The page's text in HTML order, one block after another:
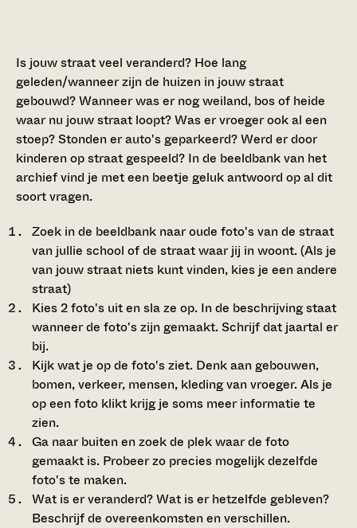
Is jouw straat veel veranderd? Hoe lang
geleden/wanneer zijn de huizen in jouw straat
gebouwd? Wanneer was er nog weiland, bos of heide
waar nu jouw straat loopt? Was er vroeger ook al een
stoep? Stonden er auto's geparkeerd? Werd er door
kinderen op straat gespeeld? In de beeldbank van het
archief vind je met een beetje geluk antwoord op al dit
soort vragen.
Zoek in de beeldbank naar oude foto's van de straat
van jullie school of de straat waar jij in woont. (Als je
van jouw straat niets kunt vinden, kies je een andere
straat)
Kies 2 foto's uit en sla ze op. In de beschrijving staat
wanneer de foto's zijn gemaakt. Schrijf dat jaartal er
bij.
Kijk wat je op de foto's ziet. Denk aan gebouwen,
bomen, verkeer, mensen, kleding van vroeger. Als je
op een foto klikt krijg je soms meer informatie te
zien.
Ga naar buiten en zoek de plek waar de foto
gemaakt is. Probeer zo precies mogelijk dezelfde
foto's te maken.
Wat is er veranderd? Wat is er hetzelfde gebleven?
Beschrijf de overeenkomsten en verschillen.